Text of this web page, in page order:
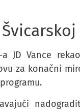
a JD Vance
za konačni